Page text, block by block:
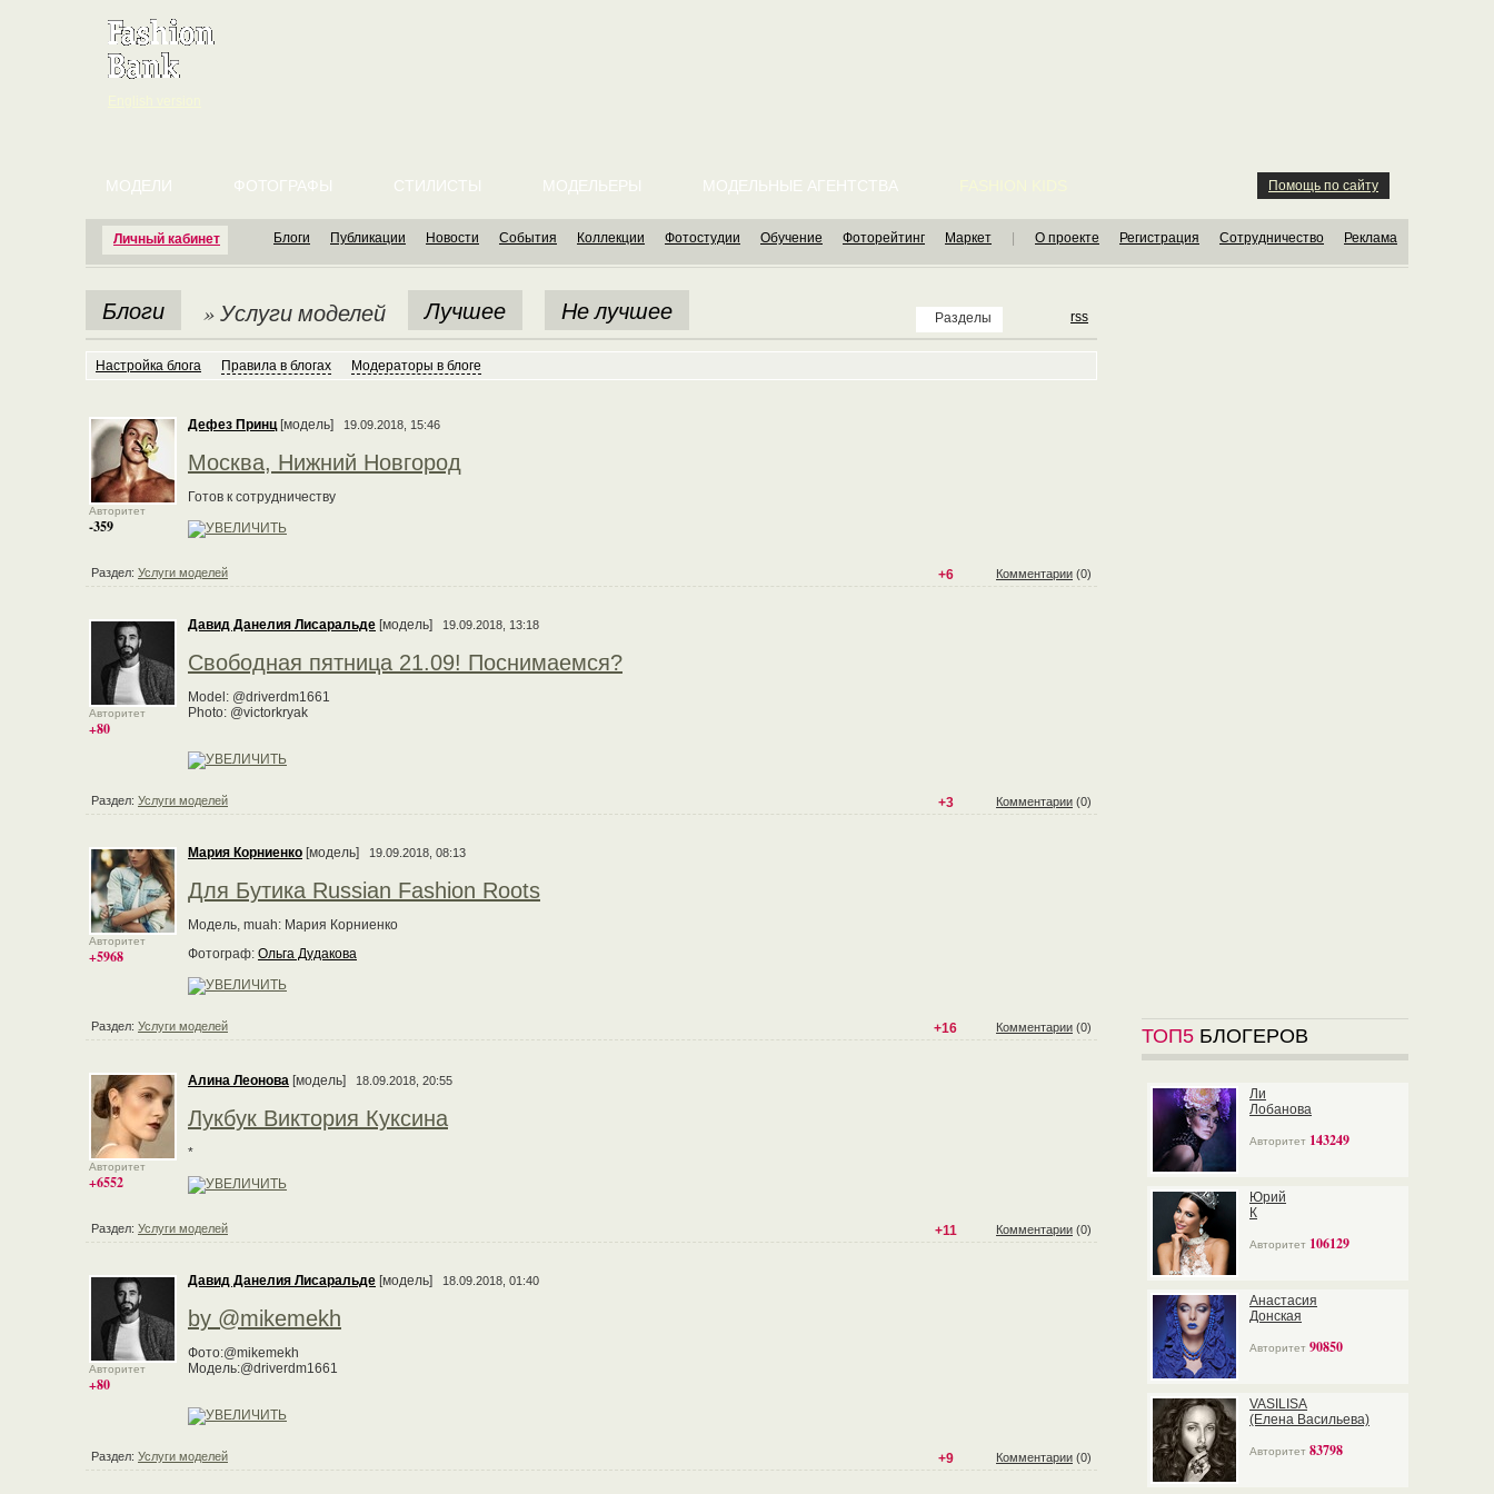
Личный кабинет
МОДЕЛИ ФОТОГРАФЫ СТИЛИСТЫ МОДЕЛЬЕРЫ МОДЕЛЬНЫЕ АГЕНТСТВА Помощь по сайту
Блоги Публикации Новости События Коллекции Фотостудии Обучение Фоторейтинг Маркет О проекте Регистрация Сотрудничество Реклама
Разделы rss
Блоги » Услуги моделей Лучшее Не лучшее
Настройка блога Правила в блогах Модераторы в блоге
Авторитет
-359
Дефез Принц[модель] 19.09.2018, 15:46
Москва, Нижний Новгород
Готов к сотрудничеству
+6 Комментарии (0)
Раздел: Услуги моделей
Авторитет
+80
Давид Данелия Лисаральде [модель] 19.09.2018, 13:18
Свободная пятница 21.09! Поснимаемся?
Model: @driverdm1661
Photo: @victorkryak
+3 Комментарии (0)
Раздел: Услуги моделей
Авторитет
+5968
Мария Корниенко [модель] 19.09.2018, 08:13
Для Бутика Russian Fashion Roots
Модель, muah: Мария Корниенко
Фотограф: Ольга Дудакова
+16 Комментарии (0)
Раздел: Услуги моделей
Авторитет
+6552
Алина Леонова [модель] 18.09.2018, 20:55
Лукбук Виктория Куксина
*
+11 Комментарии (0)
Раздел: Услуги моделей
Авторитет
+80
Давид Данелия Лисаральде [модель] 18.09.2018, 01:40
by @mikemekh
Фото:@mikemekh
Модель:@driverdm1661
+9 Комментарии (0)
Раздел: Услуги моделей
ТОП5 БЛОГЕРОВ
Ли
Лобанова
Авторитет 143249
Юрий
К
Авторитет 106129
Анастасия
Донская
Авторитет 90850
VASILISA
(Елена Васильева)
Авторитет 83798